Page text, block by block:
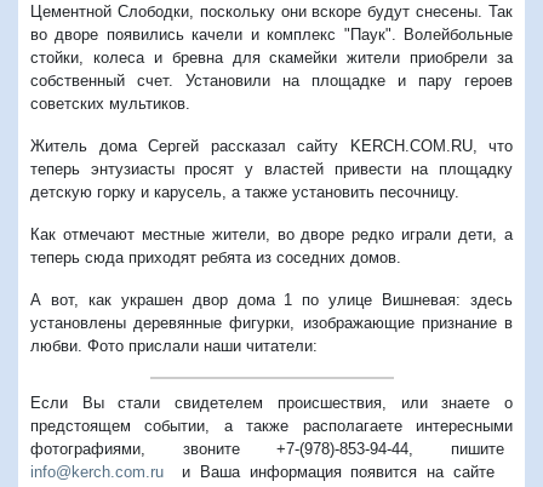
Цементной Слободки, поскольку они вскоре будут снесены. Так
во дворе появились качели и комплекс "Паук". Волейбольные
стойки, колеса и бревна для скамейки жители приобрели за
собственный счет. Установили на площадке и пару героев
советских мультиков.
Житель дома Сергей рассказал сайту KERCH.COM.RU, что
теперь энтузиасты просят у властей привести на площадку
детскую горку и карусель, а также установить песочницу.
Как отмечают местные жители, во дворе редко играли дети, а
теперь сюда приходят ребята из соседних домов.
А вот, как украшен двор дома 1 по улице Вишневая: здесь
установлены деревянные фигурки, изображающие признание в
любви. Фото прислали наши читатели:
Если Вы стали свидетелем происшествия, или знаете о
предстоящем событии, а также располагаете интересными
фотографиями, звоните +7-(978)-853-94-44, пишите
info@kerch.com.ru и Ваша информация появится на сайте